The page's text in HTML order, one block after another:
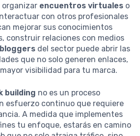
organizar encuentros virtuales o
con otros profesionales
mejorar sus conocimientos
construir relaciones con medios
bloggers del sector puede abrir las
que no solo generen enlaces,
visibilidad para tu marca.
building no es un proceso
esfuerzo continuo que requiere
A medida que implementes
tu enfoque, estarás en camino